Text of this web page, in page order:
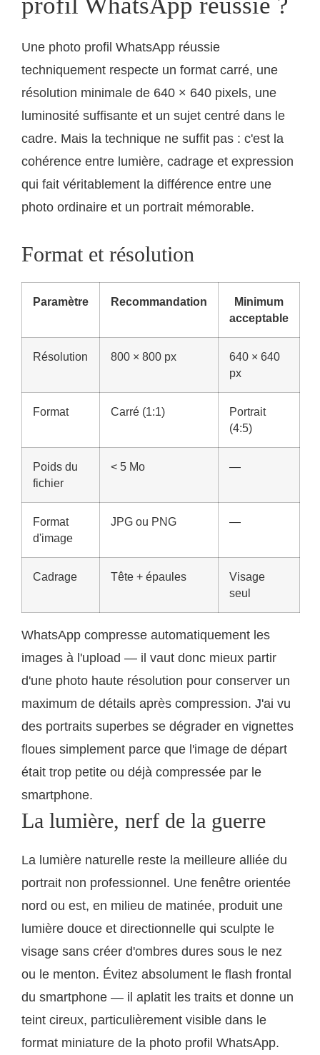
Une photo profil WhatsApp réussie
techniquement respecte un format carré, une
résolution minimale de 640 × 640 pixels, une
luminosité suffisante et un sujet centré dans le
cadre. Mais la technique ne suffit pas : c'est la
cohérence entre lumière, cadrage et expression
qui fait véritablement la différence entre une
photo ordinaire et un portrait mémorable.
Format et résolution
Paramètre Recommandation
Minimum
acceptable
Résolution 800 × 800 px
640 × 640
px
Format Carré (1:1)
Portrait
(4:5)
Poids du
fichier
< 5 Mo —
Format
d'image
JPG ou PNG —
Cadrage Tête + épaules
Visage
seul
WhatsApp compresse automatiquement les
images à l'upload — il vaut donc mieux partir
d'une photo haute résolution pour conserver un
maximum de détails après compression. J'ai vu
des portraits superbes se dégrader en vignettes
floues simplement parce que l'image de départ
était trop petite ou déjà compressée par le
smartphone.
La lumière, nerf de la guerre
La lumière naturelle reste la meilleure alliée du
portrait non professionnel. Une fenêtre orientée
nord ou est, en milieu de matinée, produit une
lumière douce et directionnelle qui sculpte le
visage sans créer d'ombres dures sous le nez
ou le menton. Évitez absolument le flash frontal
du smartphone — il aplatit les traits et donne un
teint cireux, particulièrement visible dans le
format miniature de la photo profil WhatsApp.